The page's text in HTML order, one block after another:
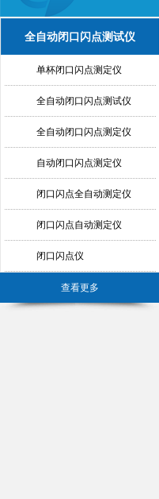
全自动闭口闪点测试仪
单杯闭口闪点测定仪
全自动闭口闪点测试仪
全自动闭口闪点测定仪
自动闭口闪点测定仪
闭口闪点全自动测定仪
闭口闪点自动测定仪
闭口闪点仪
查看更多